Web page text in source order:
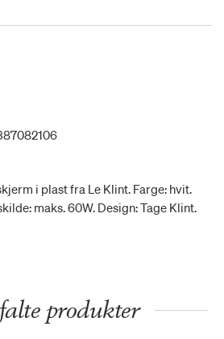
i plast fra Le Klint. Farge: hvit.
maks. 60W. Design: Tage Klint.
produkter